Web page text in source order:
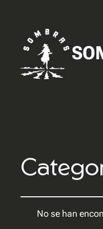
No se han